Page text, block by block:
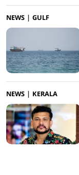
NEWS GULF
NEWS KERALA